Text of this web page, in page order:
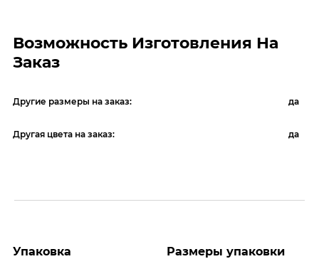
Возможность Изготовления На
Заказ
Другие размеры на заказ: да
Другая цвета на заказ: да
Упаковка
Размеры упаковки